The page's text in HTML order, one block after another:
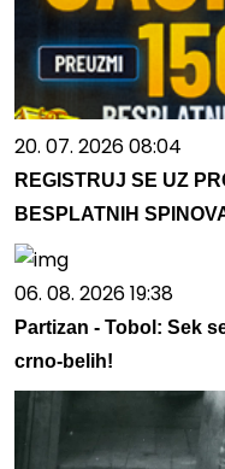
20. 07. 2026 08:04
REGISTRUJ SE UZ
BESPLATNIH
06. 08. 2026 19:38
Partizan - Tobol: Sek
crno-belih!